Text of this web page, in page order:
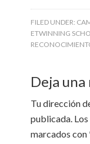
FILED UNDER:
ETWINNING
Deja
Tu dirección
publicada.
marcados con